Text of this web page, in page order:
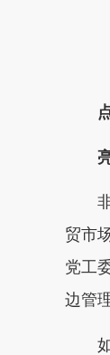
点
亮
非
贸市
党工
边管
如